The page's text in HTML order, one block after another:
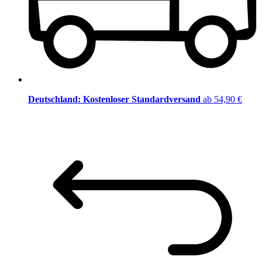
Deutschland: Kostenloser Standardversand ab 54,90 €